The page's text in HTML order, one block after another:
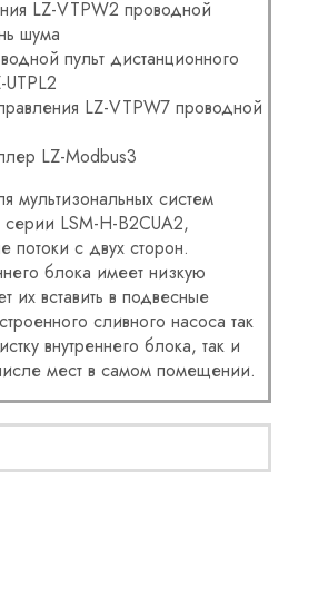
LZ-VTPW2 проводной
шума
пульт дистанционного
UTPL2
LZ-VTPW7 проводной
LZ-Modbus3
мультизональных систем
серии LSM-H-B2CUA2,
потоки с двух сторон.
блока имеет низкую
их вставить в подвесные
сливного насоса так
внутреннего блока, так и
мест в самом помещении.